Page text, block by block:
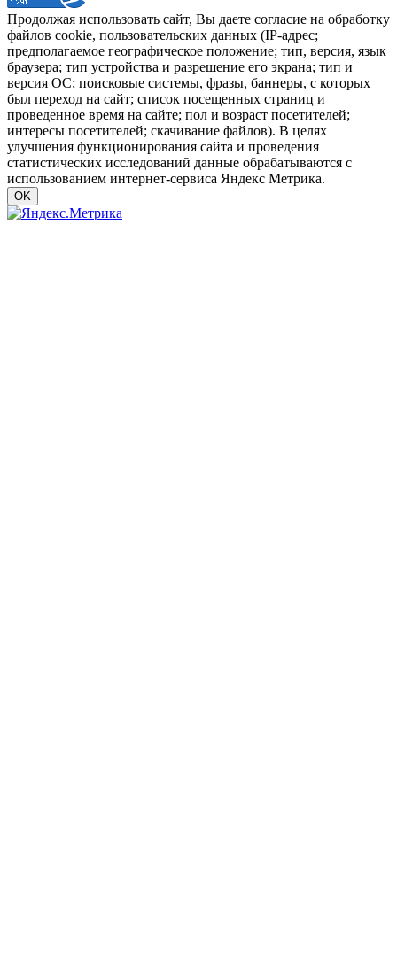
Продолжая использовать сайт, Вы даете согласие на обработку
файлов cookie, пользовательских данных (IP-адрес;
предполагаемое географическое положение; тип, версия, язык
браузера; тип устройства и разрешение его экрана; тип и
версия ОС; поисковые системы, фразы, баннеры, с которых
был переход на сайт; список посещенных страниц и
проведенное время на сайте; пол и возраст посетителей;
интересы посетителей; скачивание файлов). В целях
улучшения функционирования сайта и проведения
статистических исследований данные обрабатываются с
использованием интернет-сервиса Яндекс Метрика.
OK